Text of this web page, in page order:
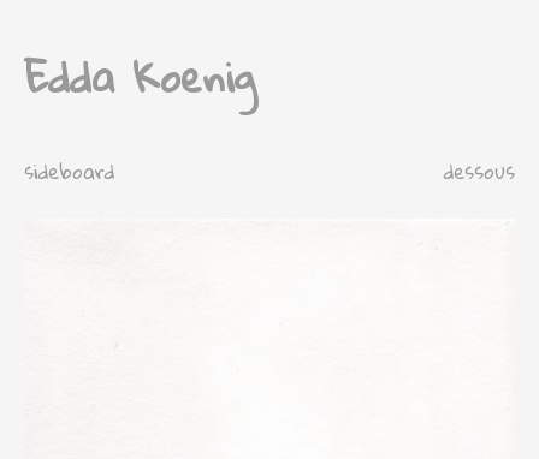
Edda Koenig
sideboard dessous